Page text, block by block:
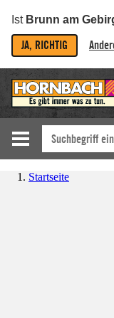
Ist Brunn am
JA, RICHTIG
Startseite